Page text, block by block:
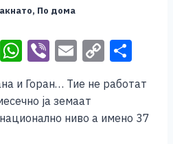
, По дома
X W
h
at
s
Vi
er
E
ai
l
C
p
y
ar
e
и Горан… Тие не работат
ја земаат
ниво а имено 37